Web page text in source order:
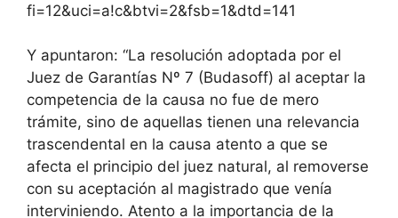
fi=12&uci=a!c&btvi=2&fsb=1&dtd=141
Y apuntaron: “La resolución adoptada por el
Juez de Garantías Nº 7 (Budasoff) al aceptar la
competencia de la causa no fue de mero
trámite, sino de aquellas tienen una relevancia
trascendental en la causa atento a que se
afecta el principio del juez natural, al removerse
con su aceptación al magistrado que venía
interviniendo. Atento a la importancia de la